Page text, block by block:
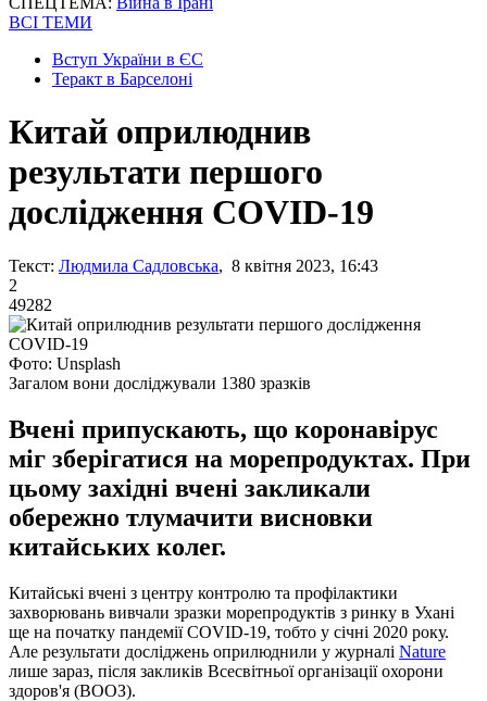
ВСІ ТЕМИ
Вступ України в ЄС
Теракт в Барселоні
Китай оприлюднив
результати першого
дослідження COVID-19
Текст: Людмила Садловська, 8 квітня 2023, 16:43
2
49282
Фото: Unsplash
Загалом вони досліджували 1380 зразків
Вчені припускають, що коронавірус
міг зберігатися на морепродуктах. При
цьому західні вчені закликали
обережно тлумачити висновки
китайських колег.
Китайські вчені з центру контролю та профілактики
захворювань вивчали зразки морепродуктів з ринку в Ухані
ще на початку пандемії COVID-19, тобто у січні 2020 року.
Але результати досліджень оприлюднили у журналі Nature
лише зараз, після закликів Всесвітньої організації охорони
здоров'я (ВООЗ).